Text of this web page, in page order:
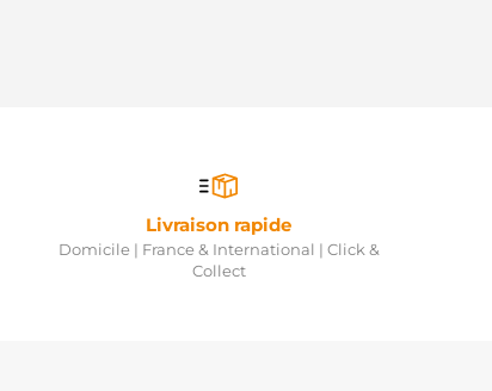
Livraison rapide
Domicile | France & International | Click &
Collect